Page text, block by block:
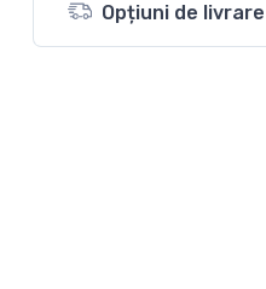
Opțiuni de livrare